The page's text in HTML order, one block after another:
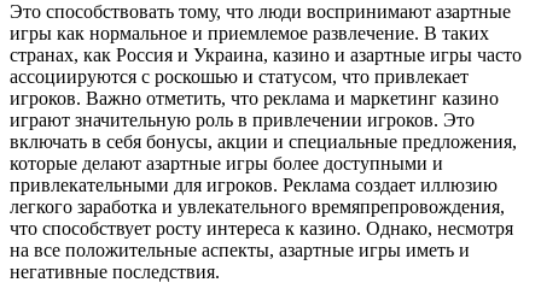
Это способствовать тому, что люди воспринимают азартные
игры как нормальное и приемлемое развлечение. В таких
странах, как Россия и Украина, казино и азартные игры часто
ассоциируются с роскошью и статусом, что привлекает
игроков. Важно отметить, что реклама и маркетинг казино
играют значительную роль в привлечении игроков. Это
включать в себя бонусы, акции и специальные предложения,
которые делают азартные игры более доступными и
привлекательными для игроков. Реклама создает иллюзию
легкого заработка и увлекательного времяпрепровождения,
что способствует росту интереса к казино. Однако, несмотря
на все положительные аспекты, азартные игры иметь и
негативные последствия.